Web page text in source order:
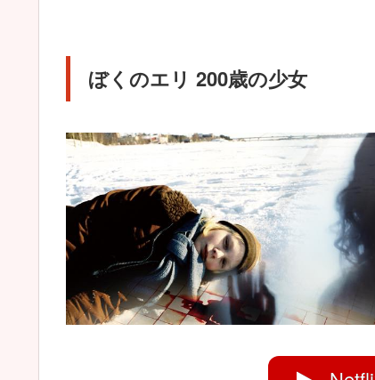
ぼくのエリ 200歳の少女